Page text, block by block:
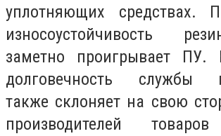
уплотняющих средствах.
износоустойчивость
заметно проигрывает ПУ.
долговечность службы
также склоняет на свою
производителей